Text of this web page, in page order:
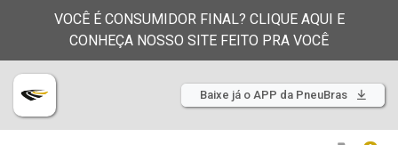
VOCÊ É CONSUMIDOR FINAL? CLIQUE AQUI E
CONHEÇA NOSSO SITE FEITO PRA VOCÊ
Baixe já o APP da PneuBras